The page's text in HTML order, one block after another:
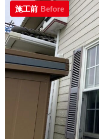
施工前 Before